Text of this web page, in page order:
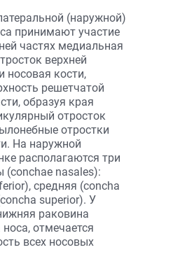
(наружной)
принимают участие
частях медиальная
верхней
носовая кости,
решетчатой
образуя края
отросток
отростки
На наружной
располагаются три
(conchae nasales):
средняя (concha
superior). У
раковина
отмечается
всех носовых